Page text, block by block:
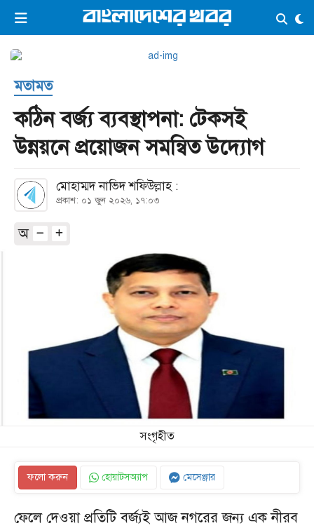
ভিডিও ই-পেপার লগইন ×
প্রচ্ছদ
সর্বশেষ
সব বিভাগ
আর্কাইভ
কনভার্টার
মতামত
কঠিন বর্জ্য ব্যবস্থাপনা: টেকসই
উন্নয়নে প্রয়োজন সমন্বিত উদ্যোগ
মোহাম্মদ নাভিদ শফিউল্লাহ :
প্রকাশ: ০১ জুন ২০২৬, ১৭:০৩
অ
সংগৃহীত
ফলো করুন হোয়াটসঅ্যাপ মেসেঞ্জার
ফেলে দেওয়া প্রতিটি বর্জ্যই আজ নগরের জন্য এক নীরব